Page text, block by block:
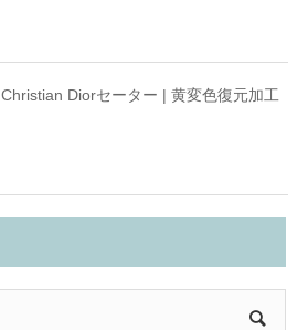
Christian Diorセーター | 黄変色復元加工